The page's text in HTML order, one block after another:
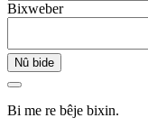
Bixweber
Nû bide
Bi me re bêje bixin.